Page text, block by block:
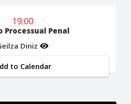
19:00
Processual Penal
Diniz
to Calendar